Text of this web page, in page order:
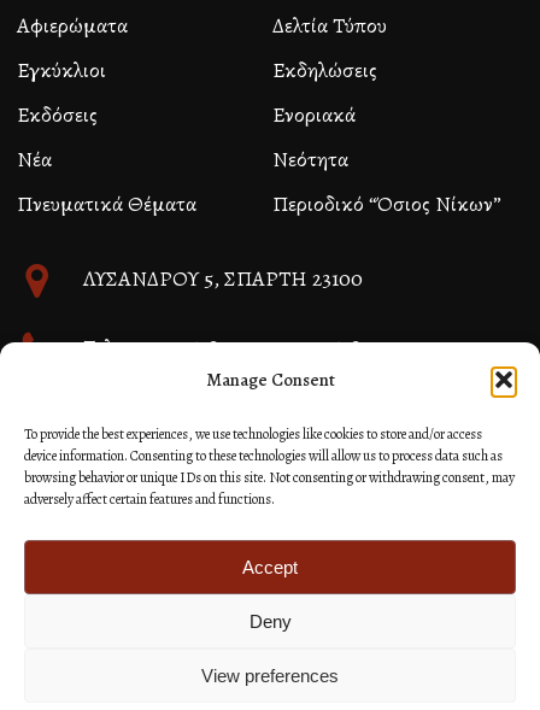
Manage Consent
To provide the best experiences, we use technologies like cookies to store and/or access
device information. Consenting to these technologies will allow us to process data such as
browsing behavior or unique IDs on this site. Not consenting or withdrawing consent, may
adversely affect certain features and functions.
Accept
Deny
View preferences
Αφιερώματα
Δελτία Τύπου
Εγκύκλιοι
Εκδηλώσεις
Εκδόσεις
Ενοριακά
Νέα
Νεότητα
Πνευματικά Θέματα
Περιοδικό “Όσιος Νίκων”
ΛΥΣΑΝΔΡΟΥ 5, ΣΠΑΡΤΗ 23100
Τηλ. 27310 26580 και 27310 26581
Κατασκευή Ιστοσελίδων Site as you GO: Falcon από
Hellenic Technologies